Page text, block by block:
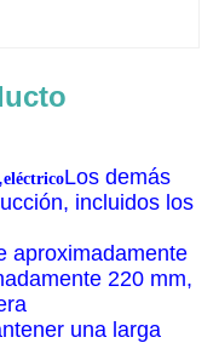
eléctricoLos demás
incluidos los
aproximadamente
220 mm,
una larga